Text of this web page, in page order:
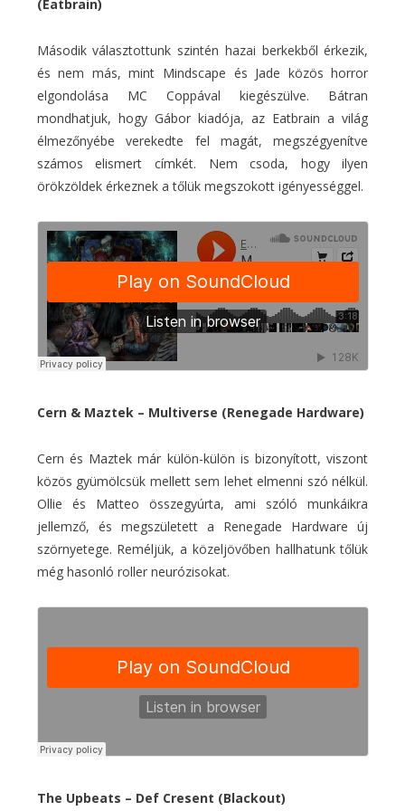
(Eatbrain)
Második választottunk szintén hazai berkekből érkezik,
és nem más, mint Mindscape és Jade közös horror
elgondolása MC Coppával kiegészülve. Bátran
mondhatjuk, hogy Gábor kiadója, az Eatbrain a világ
élmezőnyébe verekedte fel magát, megszégyenítve
számos elismert címkét. Nem csoda, hogy ilyen
örökzöldek érkeznek a tőlük megszokott igényességgel.
Cern & Maztek – Multiverse (Renegade Hardware)
Cern és Maztek már külön-külön is bizonyított, viszont
közös gyümölcsük mellett sem lehet elmenni szó nélkül.
Ollie és Matteo összegyúrta, ami szóló munkáikra
jellemző, és megszületett a Renegade Hardware új
szörnyetege. Reméljük, a közeljövőben hallhatunk tőlük
még hasonló roller neurózisokat.
The Upbeats – Def Cresent (Blackout)